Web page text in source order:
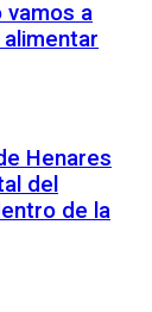
vamos a
Henares
del
de la